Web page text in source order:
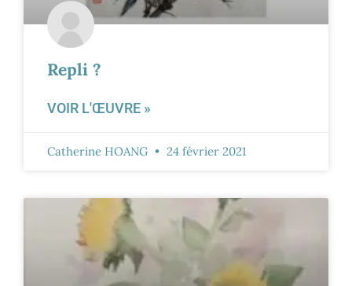
Repli ?
VOIR L'ŒUVRE »
Catherine HOANG 24 février 2021